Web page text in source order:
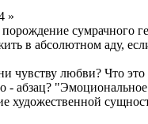
»
сумрачного
в абсолютном аду,
чувству любви? Что
- абзац?
художественной